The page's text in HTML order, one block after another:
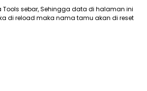
sebar, Sehingga data di halaman ini
di reload maka nama tamu akan di reset